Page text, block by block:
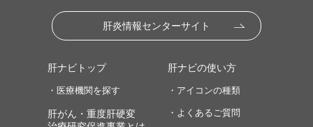
肝炎情報センターサイト
肝ナビトップ
・医療機関を探す
肝がん・重度肝硬変
肝ナビの使い方
・アイコンの種類
・よくあるご質問